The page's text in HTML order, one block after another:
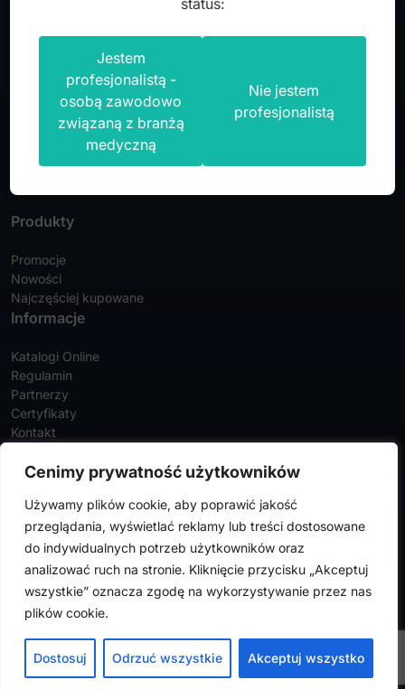
Cenimy prywatność użytkowników
Używamy plików cookie, aby poprawić jakość
przeglądania, wyświetlać reklamy lub treści dostosowane
do indywidualnych potrzeb użytkowników oraz
analizować ruch na stronie. Kliknięcie przycisku „Akceptuj
wszystkie” oznacza zgodę na wykorzystywanie przez nas
plików cookie.
Dostosuj Odrzuć wszystkie Akceptuj wszystko
Nr KRS: 0000036918
+48 42 630 99 72
+48 42 630 99 73
Produkty
Promocje
Nowości
Najczęściej kupowane
Informacje
Katalogi Online
Regulamin
Partnerzy
Certyfikaty
Kontakt
Zamówienia
Adresy
FalconMedical © 2024. Wszystkie prawa zastrzeżone |
prywatności|Polityka cookies
Design byVENTI
Jestem
profesjonalistą -
osobą zawodowo
związaną z branżą
medyczną
Nie jestem
profesjonalistą